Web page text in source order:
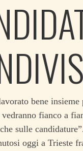
bene
fianco a
sulle
oggi a Trieste